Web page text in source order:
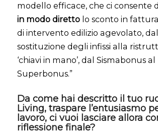
modello efficace, che ci consente
in modo direttolo sconto in
di intervento edilizio agevolato,
sostituzione degli infissi alla
‘chiavi in mano’, dal Sismabonus al
Superbonus.”
Da come hai descritto il tuo
Living, traspare l’entusiasmo
lavoro, ci vuoi lasciare allora
riflessione finale?